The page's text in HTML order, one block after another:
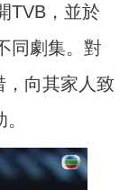
TVB，並於
同劇集。對
，向其家人致